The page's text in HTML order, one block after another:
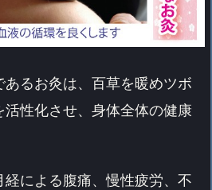
るお灸は、百草を暖めツボ
性化させ、身体全体の健康
による腹痛、慢性疲労、不